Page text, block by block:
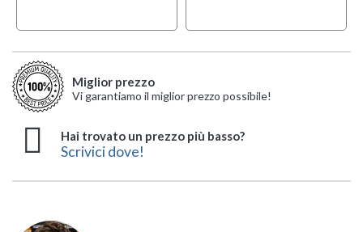
Miglior prezzo
Vi garantiamo il miglior prezzo possibile!
Hai trovato un prezzo più basso?
Scrivici dove!